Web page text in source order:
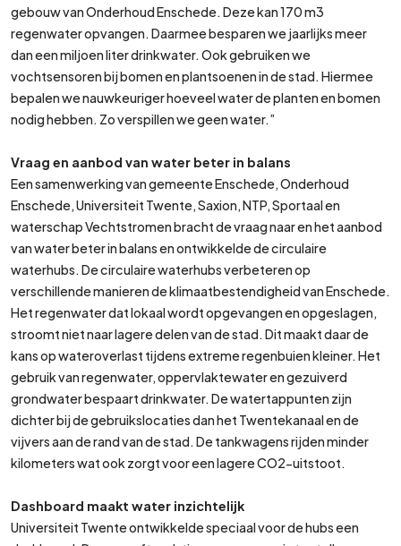
gebouw van Onderhoud Enschede. Deze kan 170 m3
regenwater opvangen. Daarmee besparen we jaarlijks meer
dan een miljoen liter drinkwater. Ook gebruiken we
vochtsensoren bij bomen en plantsoenen in de stad. Hiermee
bepalen we nauwkeuriger hoeveel water de planten en bomen
nodig hebben. Zo verspillen we geen water.”
Vraag en aanbod van water beter in balans
Een samenwerking van gemeente Enschede, Onderhoud
Enschede, Universiteit Twente, Saxion, NTP, Sportaal en
waterschap Vechtstromen bracht de vraag naar en het aanbod
van water beter in balans en ontwikkelde de circulaire
waterhubs. De circulaire waterhubs verbeteren op
verschillende manieren de klimaatbestendigheid van Enschede.
Het regenwater dat lokaal wordt opgevangen en opgeslagen,
stroomt niet naar lagere delen van de stad. Dit maakt daar de
kans op wateroverlast tijdens extreme regenbuien kleiner. Het
gebruik van regenwater, oppervlaktewater en gezuiverd
grondwater bespaart drinkwater. De watertappunten zijn
dichter bij de gebruikslocaties dan het Twentekanaal en de
vijvers aan de rand van de stad. De tankwagens rijden minder
kilometers wat ook zorgt voor een lagere CO2-uitstoot.
Dashboard maakt water inzichtelijk
Universiteit Twente ontwikkelde speciaal voor de hubs een